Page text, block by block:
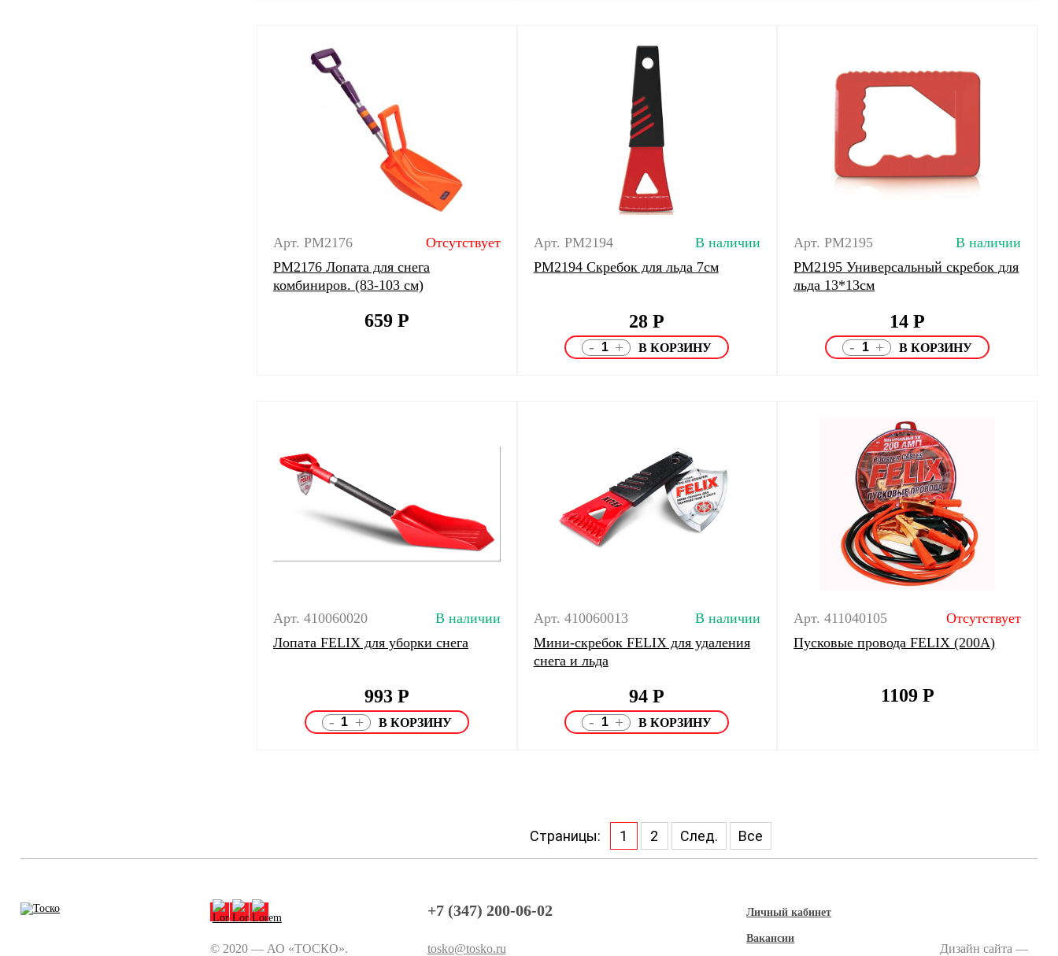
Арт. PM2176
Отсутствует
PM2176 Лопата для снега
комбиниров. (83-103 см)
659 Р
Арт. PM2194
В наличии
PM2194 Скребок для льда 7см
28Р
- +
Арт. PM2195
В наличии
PM2195 Универсальный скребок для
льда 13*13см
14Р
- +
Арт. 410060020
В наличии
Лопата FELIX для уборки снега
993 Р
- +
Арт. 410060013
В наличии
Мини-скребок FELIX для удаления
снега и льда
94Р
- +
Арт. 411040105
Отсутствует
Пусковые провода FELIX (200А)
1109 Р
Страницы: 1 2 След. Все
© 2020 — АО «ТОСКО».
+7 (347) 200-06-02
tosko@tosko.ru
Личный кабинет
Вакансии
Дизайн сайта —